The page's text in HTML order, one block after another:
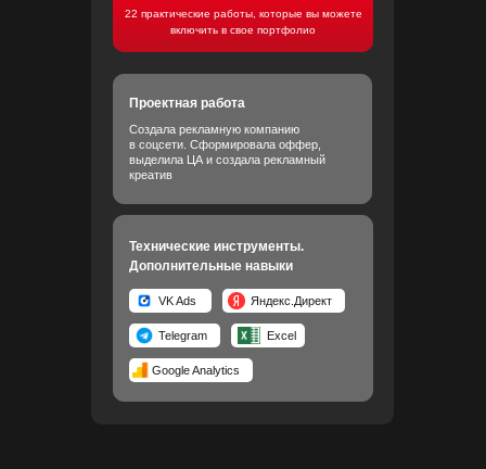
Проектная работа
Создала рекламную компанию
в соцсети. Сформировала оффер,
выделила ЦА и создала рекламный
креатив
VK Ads
Технические инструменты.
Дополнительные навыки
22 практические работы, которые вы можете
включить в свое портфолио
Яндекс.Директ
Google Analytics
Excel
Telegram